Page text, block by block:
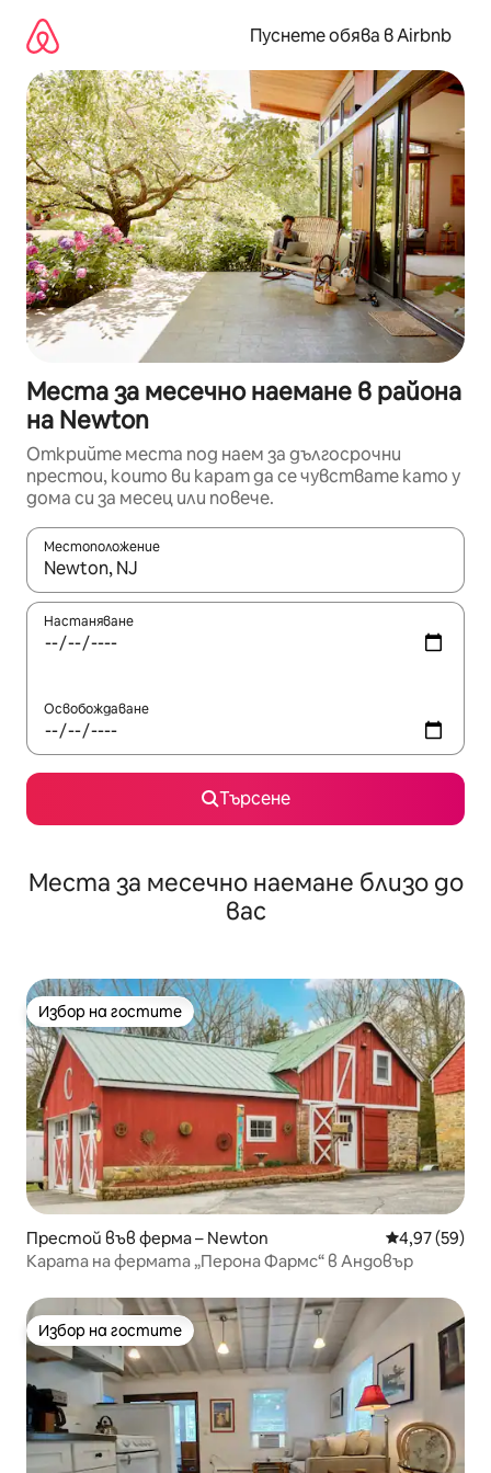
съдържанието
Пуснете обява в Airbnb
Места за месечно наемане в района
на Newton
Открийте места под наем за дългосрочни
престои, които ви карат да се чувствате като у
дома си за месец или повече.
Местоположение
Когато резултатите се покажат, използвайте
Настаняване
Освобождаване
Търсене
Места за месечно наемане близо до
вас
Избор на гостите
Избор на гостите
Престой във ферма – Newton Средна
4,97 (59)
Карата на фермата „Перона Фармс“ в Андовър
Избор на гостите
Избор на гостите